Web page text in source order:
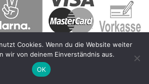
Cookies. Wenn du die Website weiter
wir von deinem Einverständnis aus.
OK